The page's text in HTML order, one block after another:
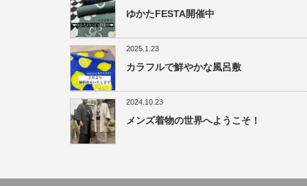
ゆかたFESTA開催中
2025.1.23
カラフルで鮮やかな風呂敷
2024.10.23
メンズ着物の世界へようこそ！